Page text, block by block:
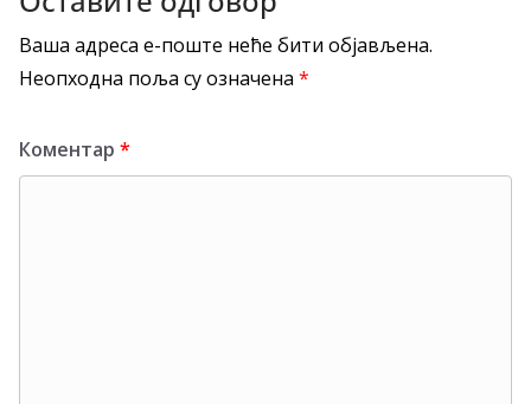
Ваша адреса е-поште неће бити објављена.
Неопходна поља су означена *
Коментар *